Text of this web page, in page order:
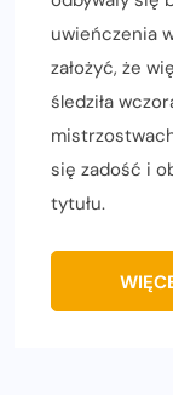
uwieńczenia
założyć, że
śledziła
się zadość i
tytułu.